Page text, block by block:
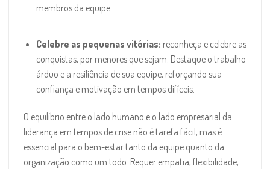
membros da equipe.
Celebre as pequenas vitórias: reconheça e celebre as
conquistas, por menores que sejam. Destaque o trabalho
árduo e a resiliência de sua equipe, reforçando sua
confiança e motivação em tempos difíceis.
O equilíbrio entre o lado humano e o lado empresarial da
liderança em tempos de crise não é tarefa fácil, mas é
essencial para o bem-estar tanto da equipe quanto da
organização como um todo. Requer empatia, flexibilidade,